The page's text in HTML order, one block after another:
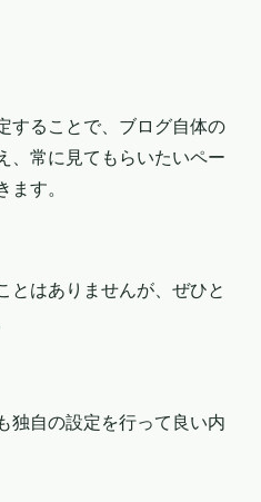
することで、ブログ自体の
、常に見てもらいたいペー
す。
とはありませんが、ぜひと
独自の設定を行って良い内